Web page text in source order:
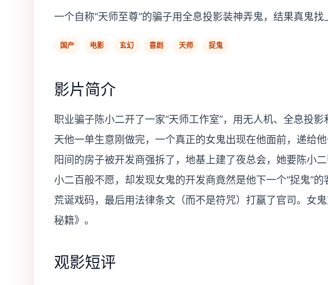
一个自称“天师至尊”的骗子用全息投影装神弄鬼，结果真鬼找
国产 电影 玄幻 喜剧 天师 捉鬼
影片简介
职业骗子陈小二开了一家“天师工作室”，用无人机、全息投
天他一单生意刚做完，一个真正的女鬼出现在他面前，递给
阳间的房子被开发商强拆了，地基上建了夜总会，她要陈小
小二百般不愿，却发现女鬼的开发商竟然是他下一个“捉鬼”
荒诞戏码，最后用法律条文（而不是符咒）打赢了官司。女
秘籍》。
观影短评